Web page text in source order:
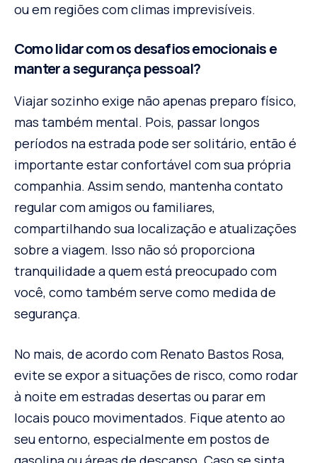
ou em regiões com climas imprevisíveis.
Como lidar com os desafios emocionais e
manter a segurança pessoal?
Viajar sozinho exige não apenas preparo físico,
mas também mental. Pois, passar longos
períodos na estrada pode ser solitário, então é
importante estar confortável com sua própria
companhia. Assim sendo, mantenha contato
regular com amigos ou familiares,
compartilhando sua localização e atualizações
sobre a viagem. Isso não só proporciona
tranquilidade a quem está preocupado com
você, como também serve como medida de
segurança.
No mais, de acordo com Renato Bastos Rosa,
evite se expor a situações de risco, como rodar
à noite em estradas desertas ou parar em
locais pouco movimentados. Fique atento ao
seu entorno, especialmente em postos de